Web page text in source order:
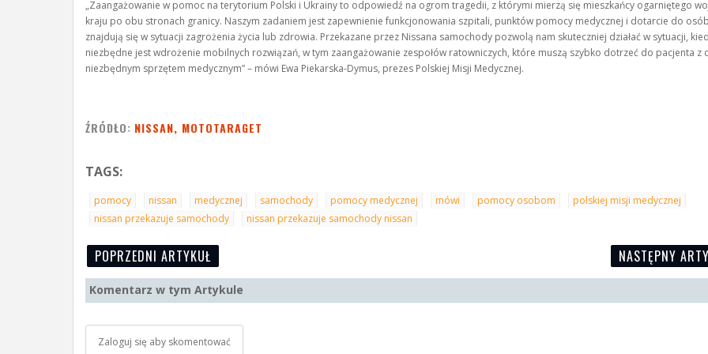
„Zaangażowanie w pomoc na terytorium Polski i Ukrainy to odpowiedź na ogrom tragedii, z którymi mierzą się mieszkańcy ogarniętego
kraju po obu stronach granicy. Naszym zadaniem jest zapewnienie funkcjonowania szpitali, punktów pomocy medycznej i dotarcie do
znajdują się w sytuacji zagrożenia życia lub zdrowia. Przekazane przez Nissana samochody pozwolą nam skuteczniej działać w sytuacji,
niezbędne jest wdrożenie mobilnych rozwiązań, w tym zaangażowanie zespołów ratowniczych, które muszą szybko dotrzeć do pacjenta z
niezbędnym sprzętem medycznym” – mówi Ewa Piekarska-Dymus, prezes Polskiej Misji Medycznej.
ŹRÓDŁO: NISSAN, MOTOTARAGET
TAGS:
pomocy nissan medycznej samochody pomocy medycznej mówi pomocy osobom
polskiej misji medycznej
nissan przekazuje samochody
nissan przekazuje samochody nissan
POPRZEDNI ARTYKUŁ NASTĘPNY
Komentarz w tym Artykule
Zaloguj się aby skomentować